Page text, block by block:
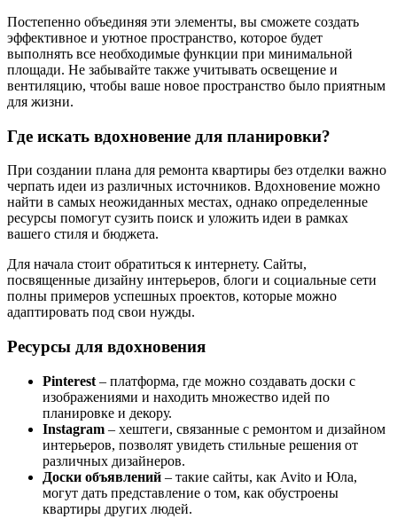
Постепенно объединяя эти элементы, вы сможете создать
эффективное и уютное пространство, которое будет
выполнять все необходимые функции при минимальной
площади. Не забывайте также учитывать освещение и
вентиляцию, чтобы ваше новое пространство было приятным
для жизни.
Где искать вдохновение для планировки?
При создании плана для ремонта квартиры без отделки важно
черпать идеи из различных источников. Вдохновение можно
найти в самых неожиданных местах, однако определенные
ресурсы помогут сузить поиск и уложить идеи в рамках
вашего стиля и бюджета.
Для начала стоит обратиться к интернету. Сайты,
посвященные дизайну интерьеров, блоги и социальные сети
полны примеров успешных проектов, которые можно
адаптировать под свои нужды.
Ресурсы для вдохновения
Pinterest – платформа, где можно создавать доски с
изображениями и находить множество идей по
планировке и декору.
Instagram – хештеги, связанные с ремонтом и дизайном
интерьеров, позволят увидеть стильные решения от
различных дизайнеров.
Доски объявлений – такие сайты, как Avito и Юла,
могут дать представление о том, как обустроены
квартиры других людей.